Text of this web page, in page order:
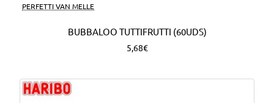
PERFETTI VAN MELLE
BUBBALOO TUTTIFRUTTI (60UDS)
5,68€